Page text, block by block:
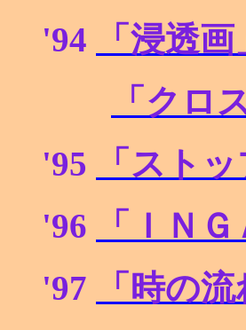
'94
「浸透
「クロ
'95
「スト
'96
「ＩＮ
'97
「時の